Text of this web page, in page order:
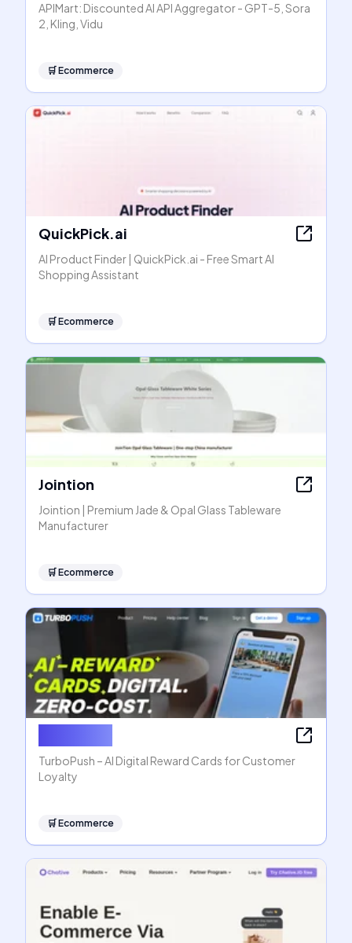
APIMart: Discounted AI API Aggregator - GPT-5, Sora
2, Kling, Vidu
🛒Ecommerce
QuickPick.ai
AI Product Finder | QuickPick.ai - Free Smart AI
Shopping Assistant
🛒Ecommerce
Jointion
Jointion | Premium Jade & Opal Glass Tableware
Manufacturer
🛒Ecommerce
TurboPush – AI Digital Reward Cards for Customer
Loyalty
🛒Ecommerce